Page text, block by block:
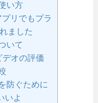
い方
リでもプラ
ました
いて
デオの評価
ぐために
いよ